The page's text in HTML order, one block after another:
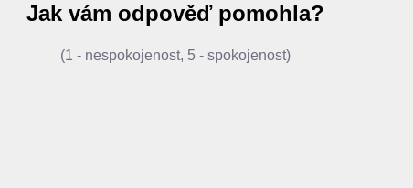
Jak vám odpověď pomohla?
(1 - nespokojenost, 5 - spokojenost)